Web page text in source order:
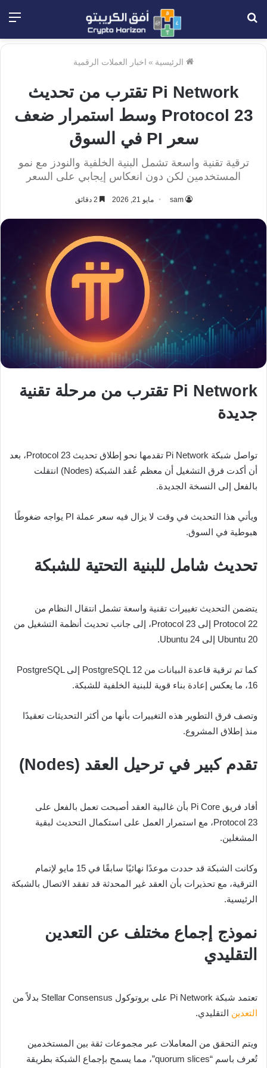
الرئيسية » اخبار العملات الرقمية
Pi Network تقترب من تحديث
Protocol 23 وسط استمرار ضعف
سعر PI في السوق
ترقية تقنية واسعة تشمل البنية الخلفية والنودز مع نمو
المستخدمين لكن دون انعكاس إيجابي على السعر
sam مايو 21, 2026
Pi Network تقترب من مرحلة تقنية
جديدة
تواصل شبكة Pi Network
تقدمها نحو إطلاق تحديث Protocol 23، بعد
أن أكدت فرق التشغيل أن معظم عُقد الشبكة (Nodes) انتقلت
بالفعل إلى النسخة الجديدة.
ويأتي هذا التحديث في وقت لا يزال فيه سعر عملة PI يواجه ضغوطًا
هبوطية في السوق.
تحديث شامل للبنية التحتية للشبكة
يتضمن التحديث تغييرات تقنية واسعة تشمل انتقال النظام من
Protocol 22 إلى Protocol 23، إلى جانب تحديث أنظمة التشغيل من
Ubuntu 20 إلى Ubuntu 24.
كما تم ترقية قاعدة البيانات من PostgreSQL 12 إلى PostgreSQL
16، ما يعكس إعادة بناء قوية للبنية الخلفية للشبكة.
وتصف فرق التطوير هذه التغييرات بأنها من أكثر التحديثات تعقيدًا
منذ إطلاق المشروع.
تقدم كبير في ترحيل العقد (Nodes)
أفاد فريق Pi Core بأن غالبية العقد أصبحت تعمل بالفعل على
Protocol 23، مع استمرار العمل على استكمال التحديث لبقية
المشغلين.
وكانت الشبكة قد حددت موعدًا نهائيًا سابقًا في 15 مايو لإتمام
الترقية، مع تحذيرات بأن العقد غير المحدثة قد تفقد الاتصال بالشبكة
الرئيسية.
نموذج إجماع مختلف عن التعدين
التقليدي
تعتمد شبكة Pi Network على بروتوكول Stellar Consensus بدلاً من
التعدين التقليدي.
ويتم التحقق من المعاملات عبر مجموعات ثقة بين المستخدمين
تُعرف باسم “quorum slices”، مما يسمح بإجماع الشبكة بطريقة